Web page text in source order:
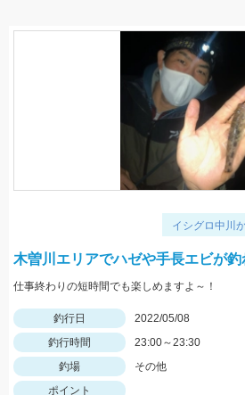
イシグロ中川
木曽川エリアでハゼや手長エビが釣
仕事終わりの短時間でも楽しめますよ～！
釣行日
2022/05/08
釣行時間
23:00～23:30
釣場
その他
ポイント